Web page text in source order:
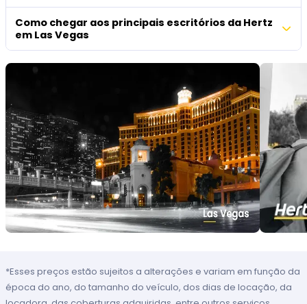
Como chegar aos principais escritórios da Hertz
em Las Vegas
*Esses preços estão sujeitos a alterações e variam em função da
época do ano, do tamanho do veículo, dos dias de locação, da